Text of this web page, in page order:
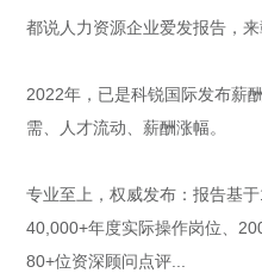
都说人力资源企业爱发报告，来
2022年，已是科锐国际发布薪
需、人才流动、薪酬涨幅。
专业至上，权威发布：报告基
40,000+年度实际操作岗位、
80+位资深顾问点评...